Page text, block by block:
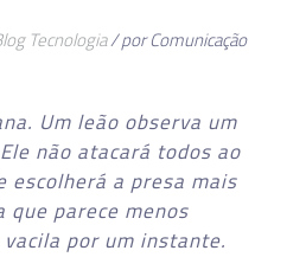
Tecnologia/ por Comunicação
Um leão observa um
não atacará todos ao
escolherá a presa mais
que parece menos
por um instante.